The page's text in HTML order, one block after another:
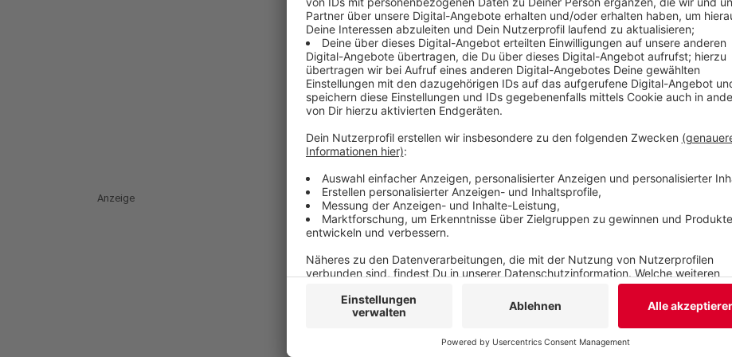
Veröffentlicht:Donnerstag, 27.10.2022 17:46
Anzeige
Anzeige